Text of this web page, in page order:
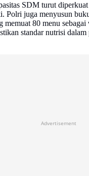
SDM turut
Polri juga menyusun
memuat 80 menu sebagai
standar nutrisi
Advertisement